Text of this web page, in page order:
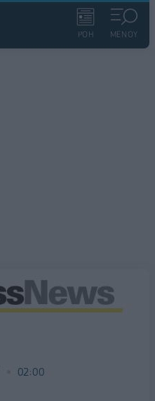
ΡΟΗ ΜΕΝΟΥ
02:00